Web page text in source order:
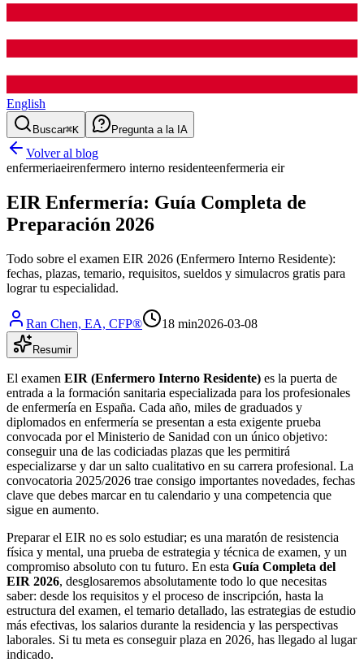
English
Buscar⌘K Pregunta a la IA
Volver al blog
enfermeriaeirenfermero interno residenteenfermeria eir
EIR Enfermería: Guía Completa de
Preparación 2026
Todo sobre el examen EIR 2026 (Enfermero Interno Residente):
fechas, plazas, temario, requisitos, sueldos y simulacros gratis para
lograr tu especialidad.
Ran Chen, EA, CFP® 18 min2026-03-08
Resumir
El examen EIR (Enfermero Interno Residente) es la puerta de
entrada a la formación sanitaria especializada para los profesionales
de enfermería en España. Cada año, miles de graduados y
diplomados en enfermería se presentan a esta exigente prueba
convocada por el Ministerio de Sanidad con un único objetivo:
conseguir una de las codiciadas plazas que les permitirá
especializarse y dar un salto cualitativo en su carrera profesional. La
convocatoria 2025/2026 trae consigo importantes novedades, fechas
clave que debes marcar en tu calendario y una competencia que
sigue en aumento.
Preparar el EIR no es solo estudiar; es una maratón de resistencia
física y mental, una prueba de estrategia y técnica de examen, y un
compromiso absoluto con tu futuro. En esta Guía Completa del
EIR 2026, desglosaremos absolutamente todo lo que necesitas
saber: desde los requisitos y el proceso de inscripción, hasta la
estructura del examen, el temario detallado, las estrategias de estudio
más efectivas, los salarios durante la residencia y las perspectivas
laborales. Si tu meta es conseguir plaza en 2026, has llegado al lugar
indicado.